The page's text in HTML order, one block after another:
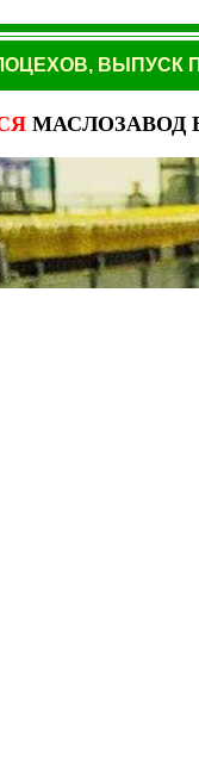
ВЫПУСК
МАСЛОЗАВОД